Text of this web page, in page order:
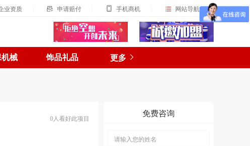
业资质 申请赔付 手机商机 网站导航
械 饰品礼品 更多
0人看好此项目 免费咨询